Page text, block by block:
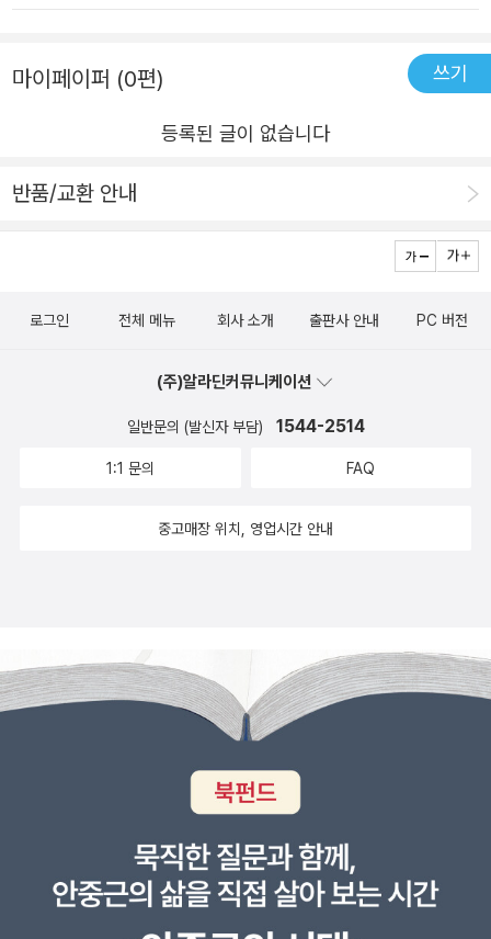
뿐인》에서는 ‘사랑이란 무엇일까?’라는 본질적인 질문을 던
집니다. 소중한 존재를 만나고 이해하고 받아들이는 과정을
통해 사랑이라는 특별한 감정이 자신을 세상 밖으로 나오게
전합니다. 그래서인지 사랑이라는 주제에 꼭 맞는 화사한 분
고 화사한 느낌을 풍부하게 살렸습니다. 그러면서도 수성 재
을 살린 채색으로 사랑을 둘러싼 다양한 감정을 섬세하게 전
장이 깊은 여운을 남깁니다. “하지만 넌 오늘 나를 만났잖아.
그러니까 어제와는 다른 날이지.” 그 순간, 따뜻한 바람이 고
치의 목덜미를 쓰다듬고 갔습니다. 어쩌면 그저, 그런 기분
통해 순수한 사랑의 순간을 만나 보세요. 소중한 존재로 인
치는 그에게 이름을 만들어 주기로 한다.- 무엇이라 이름을
지어주었을까?- 고치와 작은풀잎은 앞으로 어떤 관계가 되
마이페이퍼 (0편) 쓰기
등록된 글이 없습니다
반품/교환 안내
로그인 전체 메뉴 회사 소개 출판사 안내 PC 버전
(주)알라딘커뮤니케이션
일반문의 (발신자 부담) 1544-2514
1:1 문의 FAQ
중고매장 위치, 영업시간 안내